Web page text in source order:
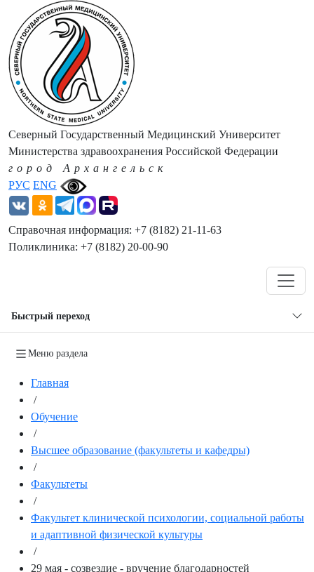
РУС ENG
Северный Государственный Медицинский Университет
Министерства здравоохранения Российской Федерации
город Архангельск
Справочная информация: +7 (8182) 21-11-63
Поликлиника: +7 (8182) 20-00-90
Быстрый переход
Меню раздела
Главная
/
Обучение
/
Высшее образование (факультеты и кафедры)
/
Факультеты
/
Факультет клинической психологии, социальной работы
и адаптивной физической культуры
/
29 мая - созвездие - вручение благодарностей